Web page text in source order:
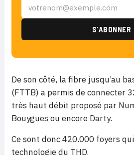
De son côté, la fibre jusqu’au
(FTTB) a permis de connecter
très haut débit proposé par
Bouygues ou encore Darty.
Ce sont donc 420.000 foyers
technologie du THD.